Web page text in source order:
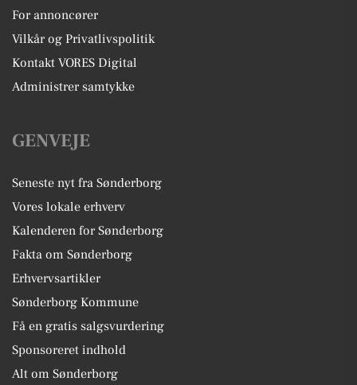
For annoncører
Vilkår og Privatlivspolitik
Kontakt VORES Digital
Administrer samtykke
GENVEJE
Seneste nyt fra Sønderborg
Vores lokale erhverv
Kalenderen for Sønderborg
Fakta om Sønderborg
Erhvervsartikler
Sønderborg Kommune
Få en gratis salgsvurdering
Sponsoreret indhold
Alt om Sønderborg